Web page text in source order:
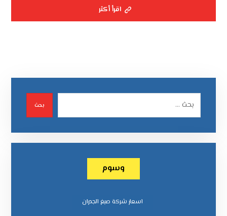
اقرأ أكثر
بحث
وسوم
اسعار شركة صبغ الجدران